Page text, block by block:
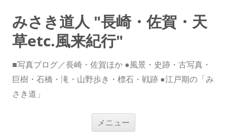
みさき道人 "長崎・佐賀・天
草etc.風来紀行"
■写真ブログ／長崎・佐賀ほか ●風景・史跡・古写真・
巨樹・石橋・滝・山野歩き・標石・戦跡 ●江戸期の「み
さき道」
メニュー